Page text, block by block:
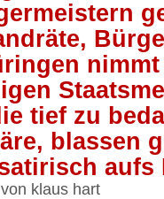
tief zu
blassen
aufs
klaus hart